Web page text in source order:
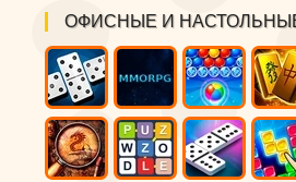
ОФИСНЫЕ И